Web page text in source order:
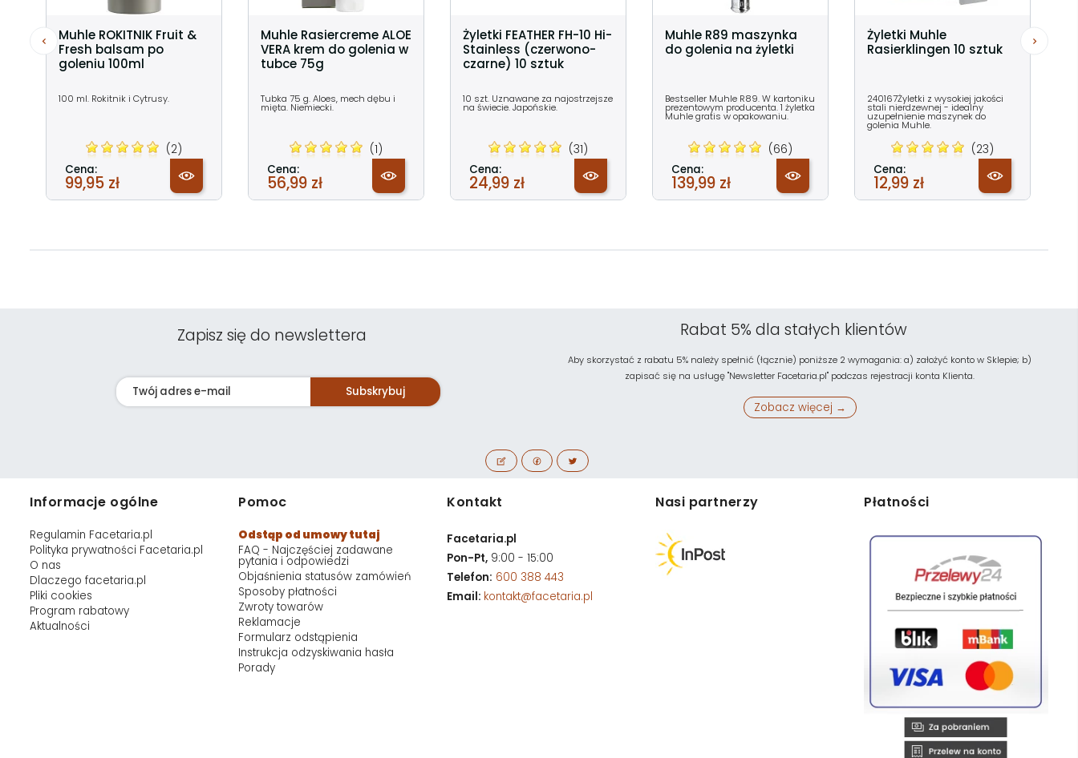
Muhle ROKITNIK Fruit &
Fresh balsam po
goleniu 100ml
100 ml. Rokitnik i Cytrusy.
(2)
Cena:
99,95 zł
Muhle Rasiercreme ALOE
VERA krem do golenia w
tubce 75g
Tubka 75 g. Aloes, mech dębu i
mięta. Niemiecki.
(1)
Cena:
56,99 zł
Żyletki FEATHER FH-10 Hi-
Stainless (czerwono-
czarne) 10 sztuk
10 szt. Uznawane za najostrzejsze
na świecie. Japońskie.
(31)
Cena:
24,99 zł
Muhle R89 maszynka
do golenia na żyletki
Bestseller Muhle R89. W kartoniku
prezentowym producenta. 1 żyletka
Muhle gratis w opakowaniu.
(66)
Cena:
139,99 zł
Żyletki Muhle
Rasierklingen 10 sztuk
240167Żyletki z wysokiej jakości
stali nierdzewnej - idealny
uzupełnienie maszynek do
golenia Muhle.
(23)
Cena:
12,99 zł
Zapisz się do newslettera
Subskrybuj
Rabat 5% dla stałych klientów
Aby skorzystać z rabatu 5% należy spełnić (łącznie) poniższe 2 wymagania: a) założyć konto w Sklepie; b)
zapisać się na usługę "Newsletter Facetaria.pl" podczas rejestracji konta Klienta.
Zobacz więcej →
Informacje ogólne
Regulamin Facetaria.pl
Polityka prywatności Facetaria.pl
O nas
Dlaczego facetaria.pl
Pliki cookies
Program rabatowy
Aktualności
Pomoc
Odstąp od umowy tutaj
FAQ - Najczęściej zadawane
pytania i odpowiedzi
Objaśnienia statusów zamówień
Sposoby płatności
Zwroty towarów
Reklamacje
Formularz odstąpienia
Instrukcja odzyskiwania hasła
Porady
Kontakt
Facetaria.pl
Pon-Pt, 9:00 - 15:00
Telefon: 600 388 443
Email: kontakt@facetaria.pl
Nasi partnerzy Płatności